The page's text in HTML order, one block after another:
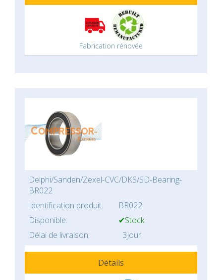
Fabrication rénovée
Delphi/Sanden/Zexel-CVC/DKS/SD-Bearing-
BR022
Identification produit:
BR022
Disponible:
✔Stock
Délai de livraison:
3Jour
Détails